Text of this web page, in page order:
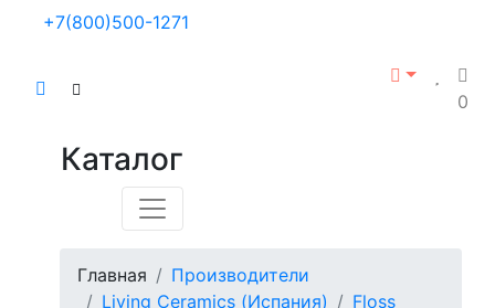
+7(800)500-1271
0
Каталог
Главная
Производители
Living Ceramics (Испания)
Floss